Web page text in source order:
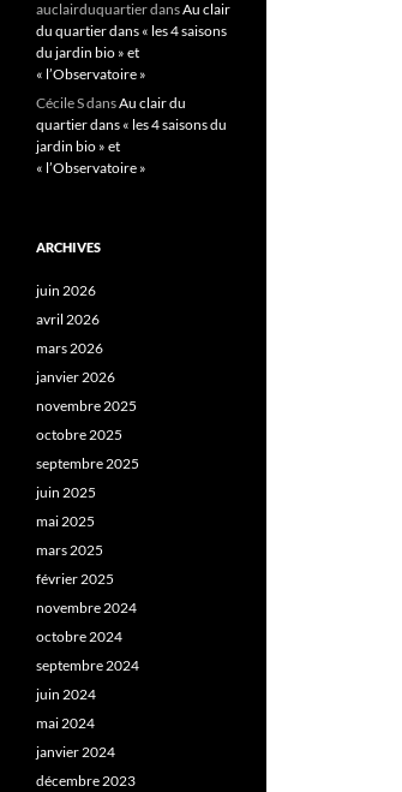
auclairduquartierdansAu clair
du quartier dans « les 4 saisons
du jardin bio » et
« l’Observatoire »
Cécile SdansAu clair du
quartier dans « les 4 saisons du
jardin bio » et
« l’Observatoire »
ARCHIVES
juin 2026
avril 2026
mars 2026
janvier 2026
novembre 2025
octobre 2025
septembre 2025
juin 2025
mai 2025
mars 2025
février 2025
novembre 2024
octobre 2024
septembre 2024
juin 2024
mai 2024
janvier 2024
décembre 2023